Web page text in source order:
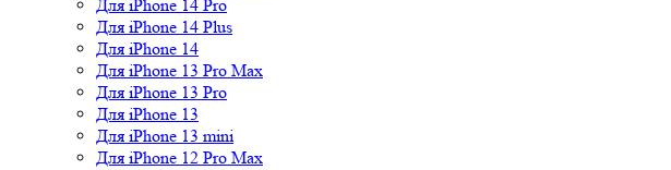
Для iPhone 14 Pro
Для iPhone 14 Plus
Для iPhone 14
Для iPhone 13 Pro Max
Для iPhone 13 Pro
Для iPhone 13
Для iPhone 13 mini
Для iPhone 12 Pro Max